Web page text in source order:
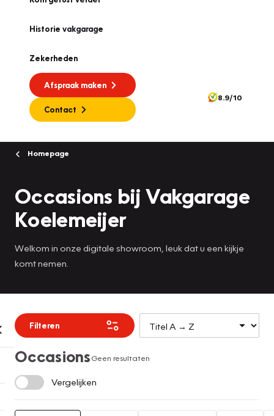
Historie vakgarage
Zekerheden
Afspraak maken
Contact
8.9/10
Homepage
Occasions bij Vakgarage
Koelemeijer
Welkom in onze digitale showroom, leuk dat u een kijkje
komt nemen.
Filteren
OccasionsGeen resultaten
Vergelijken